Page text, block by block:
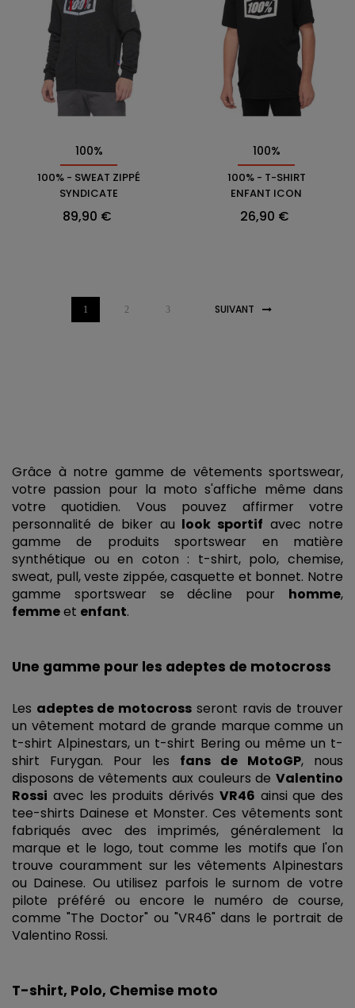
100%
100% - SWEAT ZIPPÉ
SYNDICATE
Prix
89,90 €
100%
100% - T-SHIRT
ENFANT ICON
Prix
26,90 €
1 2 3 SUIVANT
Grâce à notre gamme de vêtements sportswear,
votre passion pour la moto s'affiche même dans
votre quotidien. Vous pouvez affirmer votre
personnalité de biker au look sportif avec notre
gamme de produits sportswear en matière
synthétique ou en coton : t-shirt, polo, chemise,
sweat, pull, veste zippée, casquette et bonnet. Notre
gamme sportswear se décline pour homme
femme et enfant.
Une gamme pour les adeptes de motocross
Les adeptes de motocross seront ravis de trouver
un vêtement motard de grande marque comme un
t-shirt Alpinestars, un t-shirt Bering ou même un t-
shirt Furygan. Pour les fans de MotoGP, nous
disposons de vêtements aux couleurs de Valentino
Rossi avec les produits dérivés VR46 ainsi que des
tee-shirts Dainese et Monster. Ces vêtements sont
fabriqués avec des imprimés, généralement la
marque et le logo, tout comme les motifs que l'on
trouve couramment sur les vêtements Alpinestars
ou Dainese. Ou utilisez parfois le surnom de votre
pilote préféré ou encore le numéro de course,
comme "The Doctor" ou "VR46" dans le portrait de
Valentino Rossi.
T-shirt, Polo, Chemise moto